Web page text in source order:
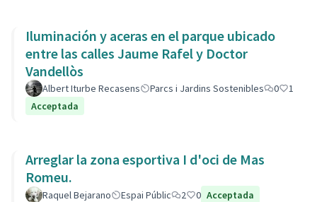
Iluminación y aceras en el parque ubicado
entre las calles Jaume Rafel y Doctor
Vandellòs
Albert Iturbe Recasens Parcs i Jardins Sostenibles 0
1
Acceptada
Arreglar la zona esportiva I d'oci de Mas
Romeu.
Raquel Bejarano Espai Públic 2 0 Acceptada